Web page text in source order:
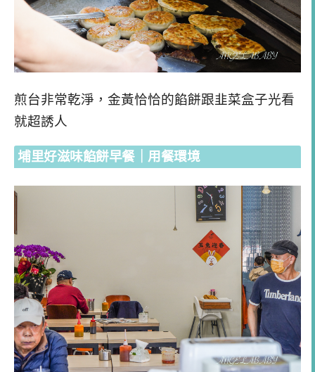
煎台非常乾淨，金黃恰恰的餡餅跟韭菜盒子光看
就超誘人
埔里好滋味餡餅早餐｜用餐環境